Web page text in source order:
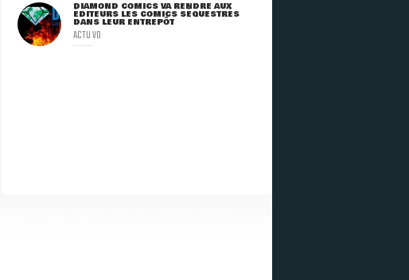
DIAMOND COMICS VA RENDRE AUX
ÉDITEURS LES COMICS SÉQUESTRÉS
DANS LEUR ENTREPÔT
ACTU VO